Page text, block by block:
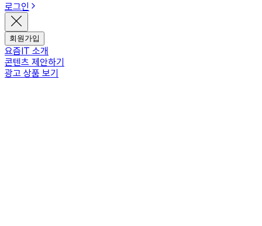
로그인
회원가입
요즘IT 소개
콘텐츠 제안하기
광고 상품 보기